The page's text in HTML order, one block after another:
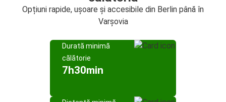
Opțiuni rapide, ușoare și accesibile din Berlin până în
Varșovia
Durată minimă
călătorie
7h30min